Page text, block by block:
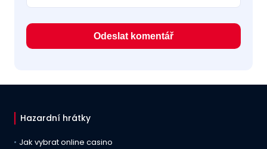
Hazardní hrátky
Jak vybrat online casino